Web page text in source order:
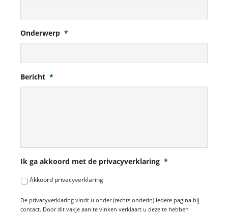
Onderwerp *
Bericht *
Ik ga akkoord met de privacyverklaring *
Akkoord privacyverklaring
De privacyverklaring vindt u onder (rechts onderin) iedere pagina bij
contact. Door dit vakje aan te vinken verklaart u deze te hebben